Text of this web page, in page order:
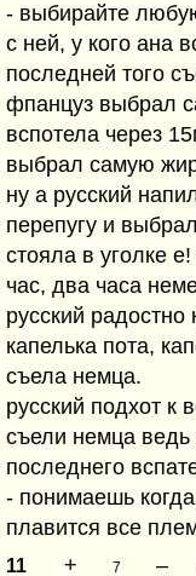
- выбирайте
с ней, у кого ана
последней того
фпанцуз выбрал
вспотела через
выбрал самую
ну а русский
перепугу и
стояла в уголке
час, два часа
русский радостно
капелька пота,
съела немца.
русский подхот к
съели немца ведь
последнего
- понимаешь
плавится все
11 + 7 –